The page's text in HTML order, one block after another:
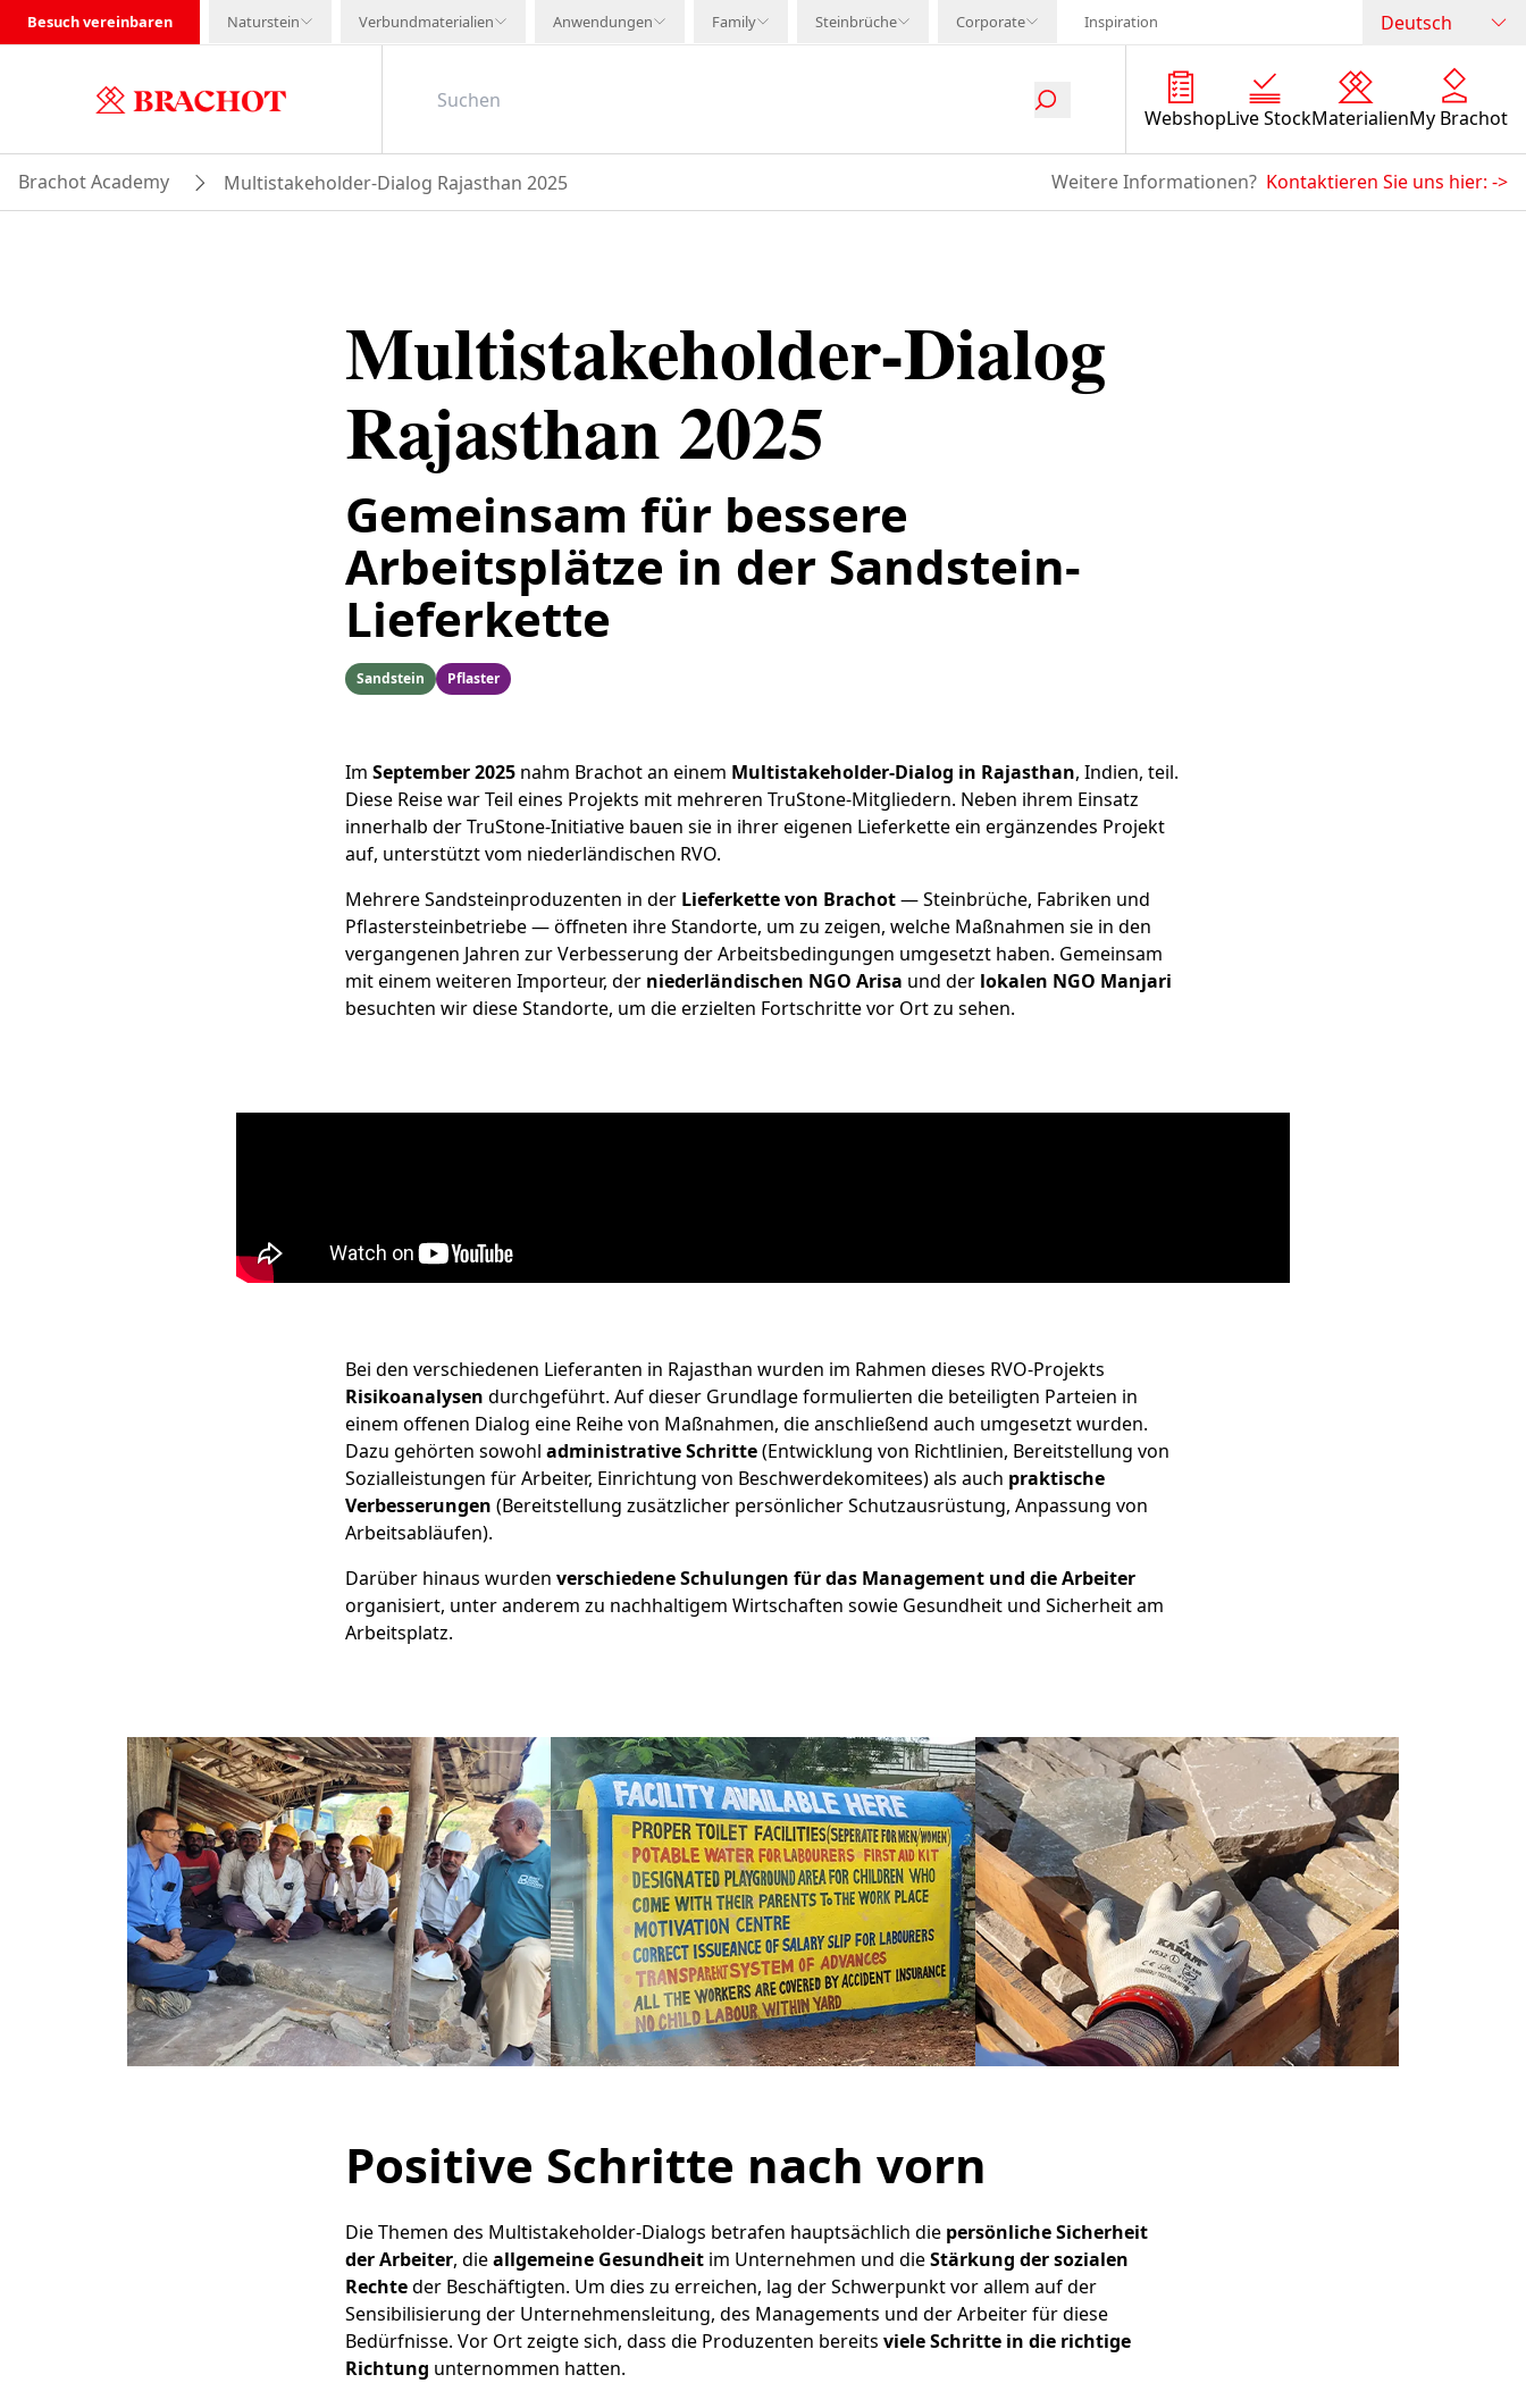
Besuch vereinbaren Naturstein Verbundmaterialien Anwendungen Family Steinbrüche Corporate Inspiration Deutsch
WebshopLive StockMaterialienMy Brachot
Brachot Academy Multistakeholder-Dialog Rajasthan 2025 Weitere Informationen? Kontaktieren Sie uns hier: ->
Multistakeholder-Dialog
Rajasthan 2025
Gemeinsam für bessere
Arbeitsplätze in der Sandstein-
Lieferkette
Sandstein Pflaster
Im September 2025 nahm Brachot an einem Multistakeholder-Dialog in Rajasthan, Indien, teil.
Diese Reise war Teil eines Projekts mit mehreren TruStone-Mitgliedern. Neben ihrem Einsatz
innerhalb der TruStone-Initiative bauen sie in ihrer eigenen Lieferkette ein ergänzendes Projekt
auf, unterstützt vom niederländischen RVO.
Mehrere Sandsteinproduzenten in der Lieferkette von Brachot— Steinbrüche, Fabriken und
Pflastersteinbetriebe — öffneten ihre Standorte, um zu zeigen, welche Maßnahmen sie in den
vergangenen Jahren zur Verbesserung der Arbeitsbedingungen umgesetzt haben. Gemeinsam
mit einem weiteren Importeur, der niederländischen NGO Arisa und der lokalen NGO Manjari
besuchten wir diese Standorte, um die erzielten Fortschritte vor Ort zu sehen.
Bei den verschiedenen Lieferanten in Rajasthan wurden im Rahmen dieses RVO-Projekts
Risikoanalysen durchgeführt. Auf dieser Grundlage formulierten die beteiligten Parteien in
einem offenen Dialog eine Reihe von Maßnahmen, die anschließend auch umgesetzt wurden.
Dazu gehörten sowohl administrative Schritte(Entwicklung von Richtlinien, Bereitstellung von
Sozialleistungen für Arbeiter, Einrichtung von Beschwerdekomitees) als auch praktische
Verbesserungen (Bereitstellung zusätzlicher persönlicher Schutzausrüstung, Anpassung von
Arbeitsabläufen).
Darüber hinaus wurden verschiedene Schulungen für das Management und die Arbeiter
organisiert, unter anderem zu nachhaltigem Wirtschaften sowie Gesundheit und Sicherheit am
Arbeitsplatz.
Positive Schritte nach vorn
Die Themen des Multistakeholder-Dialogs betrafen hauptsächlich die persönliche Sicherheit
der Arbeiter, dieallgemeine Gesundheit im Unternehmen und dieStärkung der sozialen
Rechteder Beschäftigten. Um dies zu erreichen, lag der Schwerpunkt vor allem auf der
Sensibilisierung der Unternehmensleitung, des Managements und der Arbeiter für diese
Bedürfnisse. Vor Ort zeigte sich, dass die Produzenten bereits viele Schritte in die richtige
Richtung unternommen hatten.